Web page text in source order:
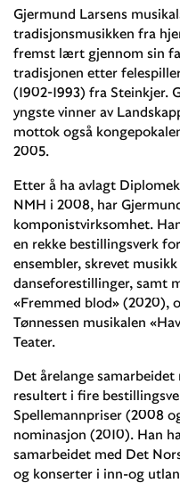
Gjermund Larsens
tradisjonsmusikken fra
fremst lært gjennom sin
tradisjonen etter
(1902-1993) fra Steinkjer.
yngste vinner av
mottok også
2005.
Etter å ha avlagt
NMH i 2008, har
komponistvirksomhet.
en rekke bestillingsverk
ensembler, skrevet
danseforestillinger, samt
«Fremmed blod» (2020),
Tønnessen musikalen
Teater.
Det årelange
resultert i fire
Spellemannpriser (2008
nominasjon (2010). Han
samarbeidet med Det
og konserter i inn-og